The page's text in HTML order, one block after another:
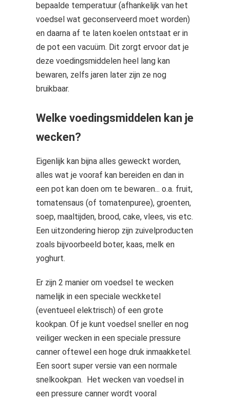
bepaalde temperatuur (afhankelijk van het
voedsel wat geconserveerd moet worden)
en daarna af te laten koelen ontstaat er in
de pot een vacuüm. Dit zorgt ervoor dat je
deze voedingsmiddelen heel lang kan
bewaren, zelfs jaren later zijn ze nog
bruikbaar.
Welke voedingsmiddelen kan je
wecken?
Eigenlijk kan bijna alles geweckt worden,
alles wat je vooraf kan bereiden en dan in
een pot kan doen om te bewaren... o.a. fruit,
tomatensaus (of tomatenpuree), groenten,
soep, maaltijden, brood, cake, vlees, vis etc.
Een uitzondering hierop zijn zuivelproducten
zoals bijvoorbeeld boter, kaas, melk en
yoghurt.
Er zijn 2 manier om voedsel te wecken
namelijk in een speciale weckketel
(eventueel elektrisch) of een grote
kookpan. Of je kunt voedsel sneller en nog
veiliger wecken in een speciale pressure
canner oftewel een hoge druk inmaakketel.
Een soort super versie van een normale
snelkookpan. Het wecken van voedsel in
een pressure canner wordt vooral